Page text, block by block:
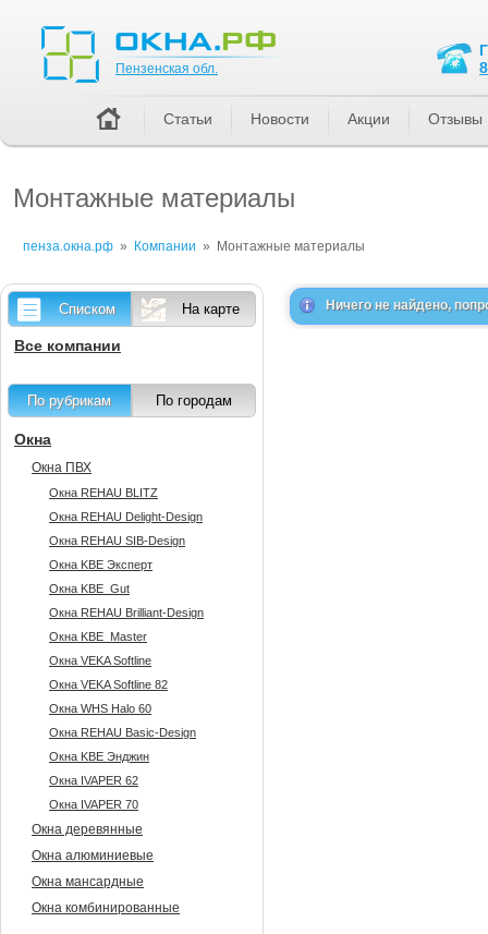
Монтажные материалы
пенза.окна.рф » Компании » Монтажные материалы
Ничего не найдено,
Списком На карте
Все компании
По рубрикам По городам
Окна
Окна ПВХ
Окна REHAU BLITZ
Окна REHAU Delight-Design
Окна REHAU SIB-Design
Окна KBE Эксперт
Окна KBE_Gut
Окна REHAU Brilliant-Design
Окна KBE_Master
Окна VEKA Softline
Окна VEKA Softline 82
Окна WHS Halo 60
Окна REHAU Basic-Design
Окна KBE Энджин
Окна IVAPER 62
Окна IVAPER 70
Окна деревянные
Окна алюминиевые
Окна мансардные
Окна комбинированные
Пензенская обл.
Статьи Новости Акции Отзывы